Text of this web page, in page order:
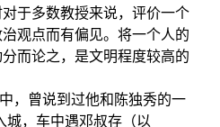
于多数教授来说，评价一个
观点而有偏见。将一个人的
而论之，是文明程度较高的
，曾说到过他和陈独秀的一
城，车中遇邓叔存（以